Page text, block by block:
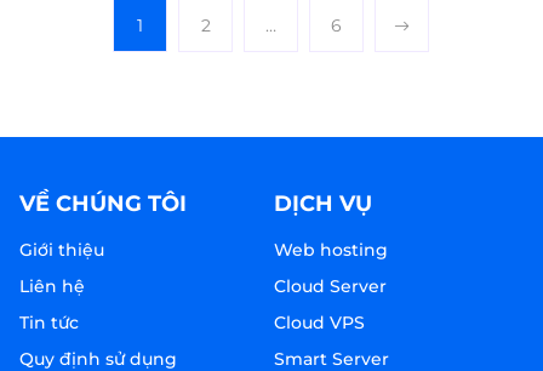
1 2 … 6
VỀ CHÚNG TÔI
Giới thiệu
Liên hệ
Tin tức
Quy định sử dụng
DỊCH VỤ
Web hosting
Cloud Server
Cloud VPS
Smart Server